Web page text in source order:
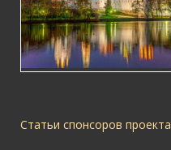
Статьи спонсоров проекта